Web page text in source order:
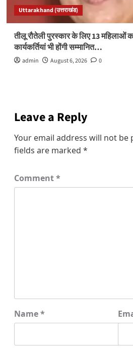
Uttarakhand (उत्तराखंड)
तीलू रौतेली पुरस्कार के लिए 13 महिलाओं
कार्यकर्तियां भी होंगी सम्मानित…
admin August 6, 2026 0
Leave a Reply
Your email address will not be
fields are marked *
Comment*
Name*